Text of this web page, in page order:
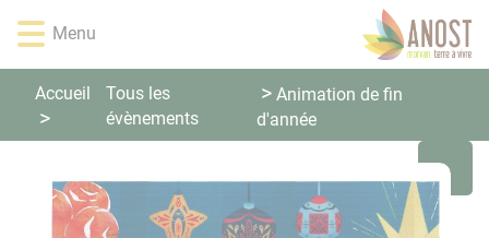
d'accès
menu
d'accès
contenu
principal
d'accès
recherche
d'accès
de
Menu
Accueil
Tous les
évènements
Animation de fin
d'année